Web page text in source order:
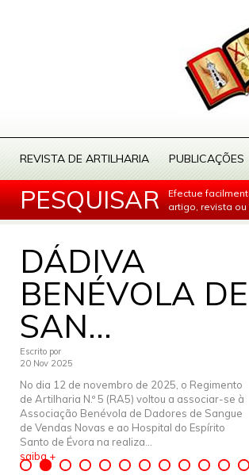
REVISTA DE ARTILHARIA PUBLICAÇÕES
PESQUISAR
Efectue
artigo, revista
DÁDIVA
BENÉVOLA DE
SAN...
Escrito por
20 Nov 2025
No dia 12 de novembro de 2025, o Regimento
de Artilharia N.º 5 (RA5) voltou a associar-se à
Associação Benévola de Dadores de Sangue
de Vendas Novas e ao Hospital do Espírito
Santo de Évora na realiza...
saiba +